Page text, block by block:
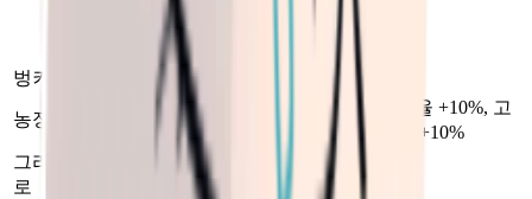
아이템 수
량 배율
벙커 기본 배율
농장 마을
아이템 수량 배율 +10%, 고
품질 확률 배율 +10%
그라운드 제
로
1.0 기본 배율